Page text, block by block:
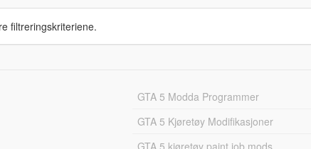
filtreringskriteriene.
GTA 5 Modda Programmer
GTA 5 Kjøretøy Modifikasjoner
GTA 5 kjøretøy paint job mods